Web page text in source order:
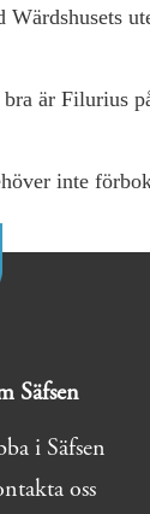
är Filurius
inte
Säfsen
i Säfsen
oss